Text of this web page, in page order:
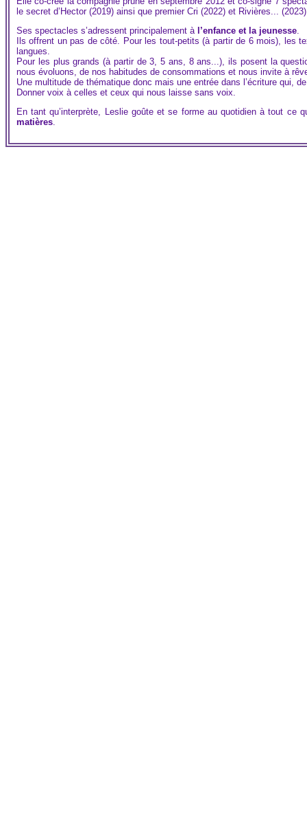
le secret d’Hector (2019) ainsi que premier Cri (2022) et Rivières... (2023)
Ses spectacles s’adressent principalement à l’enfance et la jeunesse.
Ils offrent un pas de côté. Pour les tout-petits (à partir de 6 mois), les
langues.
Pour les plus grands (à partir de 3, 5 ans, 8 ans...), ils posent la
nous évoluons, de nos habitudes de consommations et nous invite à
Une multitude de thématique donc mais une entrée dans l’écriture qui,
Donner voix à celles et ceux qui nous laisse sans voix.
En tant qu’interprète, Leslie goûte et se forme au quotidien à tout ce
matières.